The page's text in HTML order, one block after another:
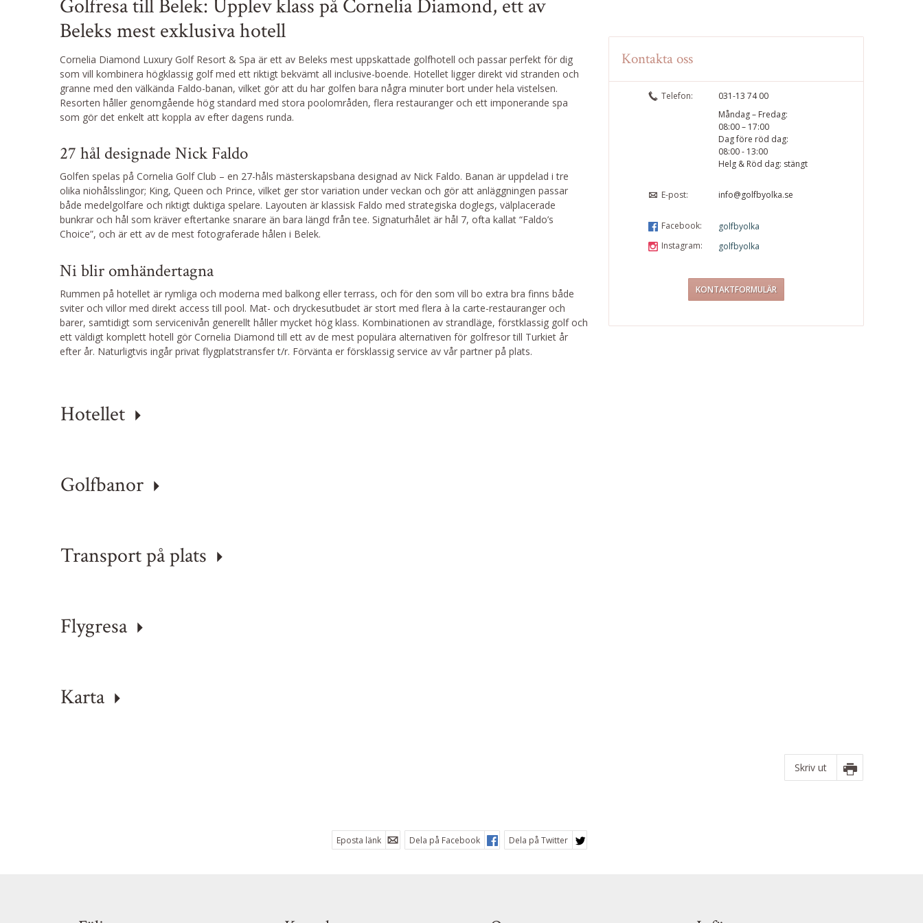
Golfresa till Belek: Upplev klass på Cornelia Diamond, ett av
Beleks mest exklusiva hotell
Cornelia Diamond Luxury Golf Resort & Spa är ett av Beleks mest uppskattade golfhotell och passar perfekt för dig
som vill kombinera högklassig golf med ett riktigt bekvämt all inclusive-boende. Hotellet ligger direkt vid stranden och
granne med den välkända Faldo-banan, vilket gör att du har golfen bara några minuter bort under hela vistelsen.
Resorten håller genomgående hög standard med stora poolområden, flera restauranger och ett imponerande spa
som gör det enkelt att koppla av efter dagens runda.
27 hål designade Nick Faldo
Golfen spelas på Cornelia Golf Club – en 27-håls mästerskapsbana designad av Nick Faldo. Banan är uppdelad i tre
olika niohålsslingor; King, Queen och Prince, vilket ger stor variation under veckan och gör att anläggningen passar
både medelgolfare och riktigt duktiga spelare. Layouten är klassisk Faldo med strategiska doglegs, välplacerade
bunkrar och hål som kräver eftertanke snarare än bara längd från tee. Signaturhålet är hål 7, ofta kallat “Faldo’s
Choice”, och är ett av de mest fotograferade hålen i Belek.
Ni blir omhändertagna
Rummen på hotellet är rymliga och moderna med balkong eller terrass, och för den som vill bo extra bra finns både
sviter och villor med direkt access till pool. Mat- och dryckesutbudet är stort med flera à la carte-restauranger och
barer, samtidigt som servicenivån generellt håller mycket hög klass. Kombinationen av strandläge, förstklassig golf och
ett väldigt komplett hotell gör Cornelia Diamond till ett av de mest populära alternativen för golfresor till Turkiet år
efter år. Naturligtvis ingår privat flygplatstransfer t/r. Förvänta er försklassig service av vår partner på plats.
Kontakta oss
Telefon:
031-13 74 00
Måndag – Fredag:
08:00 – 17:00
Dag före röd dag:
08:00 - 13:00
Helg & Röd dag: stängt
E-post: info@golfbyolka.se
Facebook:
golfbyolka
Instagram:
golfbyolka
KONTAKTFORMULÄR
Hotellet
Golfbanor
Transport på plats
Flygresa
Karta
Skriv ut
Eposta länk Dela på Facebook Dela på Twitter